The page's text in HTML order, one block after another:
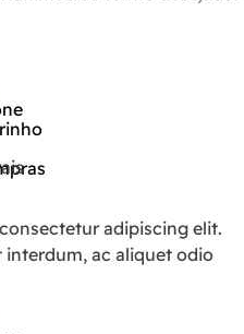
adipiscing elit.
ac aliquet odio